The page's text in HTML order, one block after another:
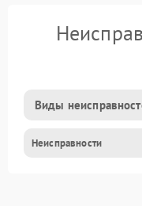
Виды
Неисправности